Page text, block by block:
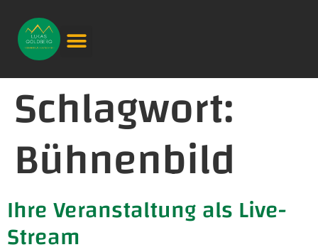
Schlagwort:
Bühnenbild
Ihre Veranstaltung als Live-
Stream